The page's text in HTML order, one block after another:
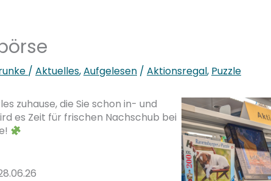
/ Aktuelles,Aufgelesen / Aktionsregal, Puzzle
zuhause, die Sie schon in- und
es Zeit für frischen Nachschub bei